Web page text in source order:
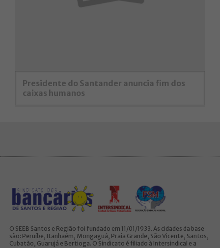
Presidente do Santander anuncia fim dos
caixas humanos
O SEEB Santos e Região foi fundado em 11/01/1933. As cidades da base
são: Peruíbe, Itanhaém, Mongaguá, Praia Grande, São Vicente, Santos,
Cubatão, Guarujá e Bertioga. O Sindicato é filiado à Intersindical e a